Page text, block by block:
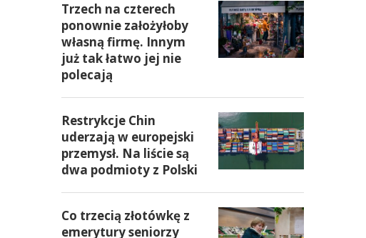
Trzech na czterech
ponownie założyłoby
własną firmę. Innym
już tak łatwo jej nie
polecają
Restrykcje Chin
uderzają w europejski
przemysł. Na liście są
dwa podmioty z Polski
Co trzecią złotówkę z
emerytury seniorzy